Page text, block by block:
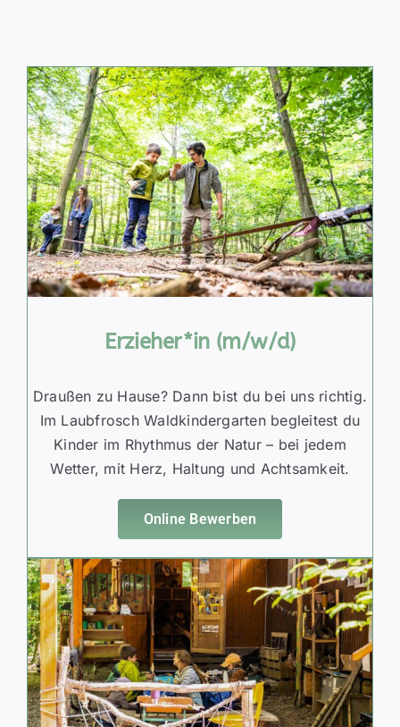
Erzieher*in (m/w/d)
Draußen zu Hause? Dann bist du bei uns richtig.
Im Laubfrosch Waldkindergarten begleitest du
Kinder im Rhythmus der Natur – bei jedem
Wetter, mit Herz, Haltung und Achtsamkeit.
Online Bewerben